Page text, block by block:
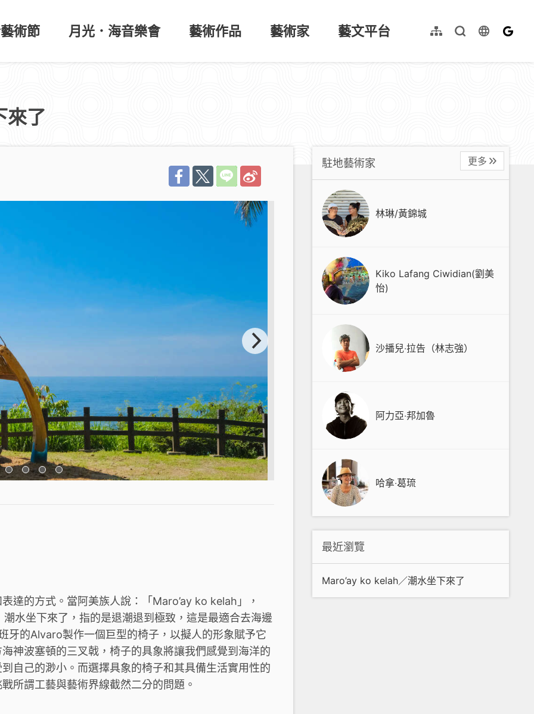
術節 月光．海音樂會 藝術作品 藝術家 藝文平台 網站導覽全文檢索language
English
來了
達的方式。當阿美族人說：「Maro’ay ko kelah」，
水坐下來了，指的是退潮退到極致，這是最適合去海邊
牙的Alvaro製作一個巨型的椅子，以擬人的形象賦予它
神波塞頓的三叉戟，椅子的具象將讓我們感覺到海洋的
自己的渺小。而選擇具象的椅子和其具備生活實用性的
所謂工藝與藝術界線截然二分的問題。
駐地藝術家
林琳/黃錦城
Kiko Lafang Ciwidian(劉美
怡)
沙播兒‧拉告（林志強）
阿力亞‧邦加魯
哈拿‧葛琉
更多
最近瀏覽
Maro’ay ko kelah／潮水坐下來了